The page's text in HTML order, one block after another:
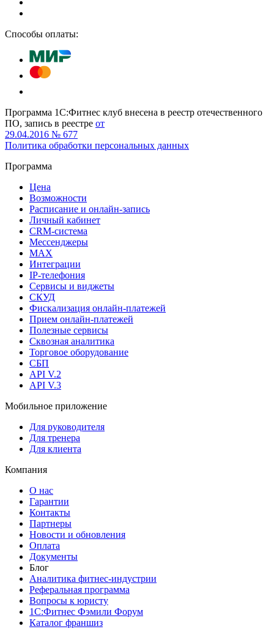
Способы оплаты:
Программа 1С:Фитнес клуб внесена в реестр отечественного
ПО, запись в реестре от
29.04.2016 № 677
Политика обработки персональных данных
Программа
Цена
Возможности
Расписание и онлайн-запись
Личный кабинет
CRM-система
Мессенджеры
MAX
Интеграции
IP-телефония
Сервисы и виджеты
СКУД
Фискализация онлайн‑платежей
Прием онлайн-платежей
Полезные сервисы
Сквозная аналитика
Торговое оборудование
СБП
API V.2
API V.3
Мобильное приложение
Для руководителя
Для тренера
Для клиента
Компания
О нас
Гарантии
Контакты
Партнеры
Новости и обновления
Оплата
Документы
Блог
Аналитика фитнес-индустрии
Реферальная программа
Вопросы к юристу
1С:Фитнес Фэмили Форум
Каталог франшиз